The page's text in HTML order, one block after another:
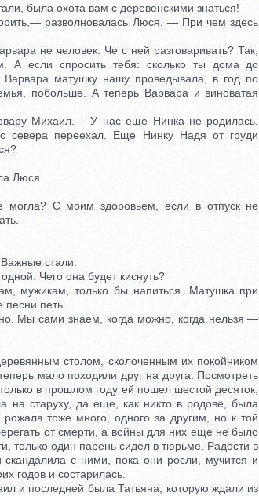
была охота вам с деревенскими знаться!
разволновалась Люся. — При чем здесь
не человек. Че с ней разговаривать? Так,
А если спросить тебя: сколько ты дома до
матушку нашу проведывала, в год по
побольше. А теперь Варвара и виноватая
Михаил.— У нас еще Нинка не родилась,
переехал. Еще Нинку Надя от груди
Люся.
С моим здоровьем, если в отпуск не
стали.
Чего она будет киснуть?
только бы напиться. Матушка при
песни петь.
Мы сами знаем, когда можно, когда нельзя —
столом, сколоченным их покойником
мало походили друг на друга. Посмотреть
в прошлом году ей пошел шестой десяток,
на старуху, да еще, как никто в родове, была
тоже много, одного за другим, но к той
от смерти, а войны для них еще не было
только один парень сидел в тюрьме. Радости в
с ними, пока они росли, мучится и
годов и состарилась.
и последней была Татьяна, которую ждали из